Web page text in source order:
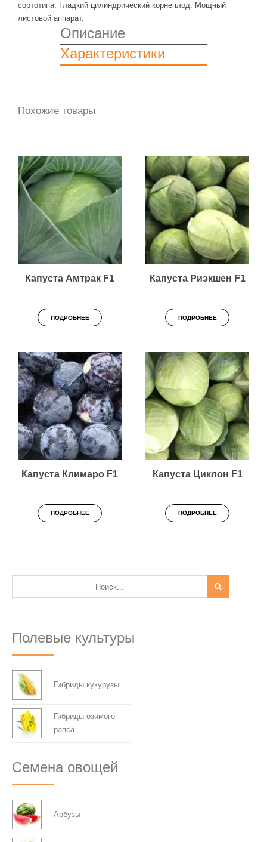
сортотипа. Гладкий цилиндрический корнеплод. Мощный
листовой аппарат.
Описание
Характеристики
Похожие товары
Капуста Амтрак F1
ПОДРОБНЕЕ
Капуста Риэкшен F1
ПОДРОБНЕЕ
Капуста Климаро F1
ПОДРОБНЕЕ
Капуста Циклон F1
ПОДРОБНЕЕ
Полевые культуры
Гибриды кукурузы
Гибриды озимого
рапса
Семена овощей
Арбузы